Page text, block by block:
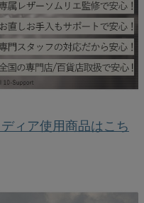
ィア使用商品はこち